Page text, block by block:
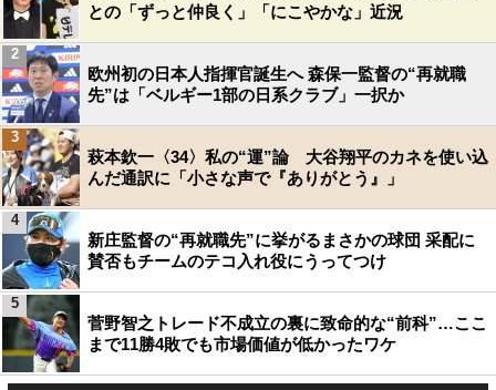
との「ずっと仲良く」「にこやかな」近況
欧州初の日本人指揮官誕生へ 森保一監督の“再就職
先”は「ベルギー1部の日系クラブ」一択か
2
萩本欽一〈34〉私の“運”論 大谷翔平のカネを使い込
んだ通訳に「小さな声で『ありがとう』」
3
新庄監督の“再就職先”に挙がるまさかの球団 采配に
賛否もチームのテコ入れ役にうってつけ
4
菅野智之トレード不成立の裏に致命的な“前科”…ここ
まで11勝4敗でも市場価値が低かったワケ
5